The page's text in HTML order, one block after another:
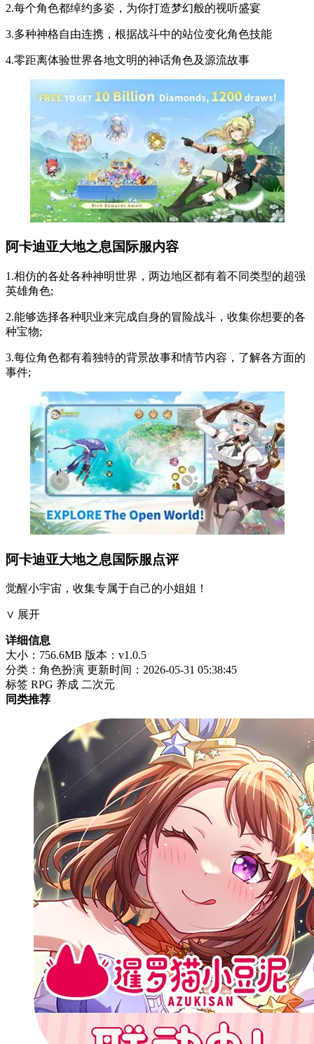
2.每个角色都绰约多姿，为你打造梦幻般的视听盛宴
3.多种神格自由连携，根据战斗中的站位变化角色技能
4.零距离体验世界各地文明的神话角色及源流故事
阿卡迪亚大地之息国际服内容
1.相仿的各处各种神明世界，两边地区都有着不同类型的超强
英雄角色;
2.能够选择各种职业来完成自身的冒险战斗，收集你想要的各
种宝物;
3.每位角色都有着独特的背景故事和情节内容，了解各方面的
事件;
阿卡迪亚大地之息国际服点评
觉醒小宇宙，收集专属于自己的小姐姐！
∨ 展开
详细信息
大小：756.6MB 版本：v1.0.5
分类：角色扮演 更新时间：2026-05-31 05:38:45
标签 RPG 养成 二次元
同类推荐